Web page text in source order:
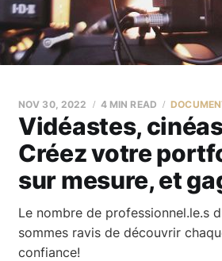
Vidéastes,
Créez votre
sur mesure, et
NOV 30, 2022 4 MIN READ
Le nombre de professionnel.le.s
sommes ravis de découvrir
confiance!